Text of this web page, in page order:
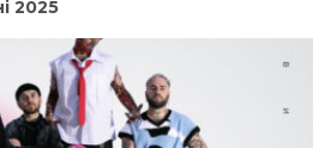
2025